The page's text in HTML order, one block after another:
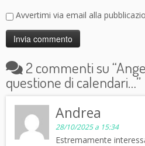
Avvertimi via email alla
2 commenti su “
questione di calendari…”
Andrea
28/10/2025 a 15:34
Estremamente